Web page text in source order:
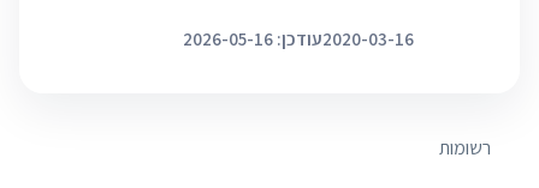
2020-03-16עודכן: 2026-05-16
רשומות